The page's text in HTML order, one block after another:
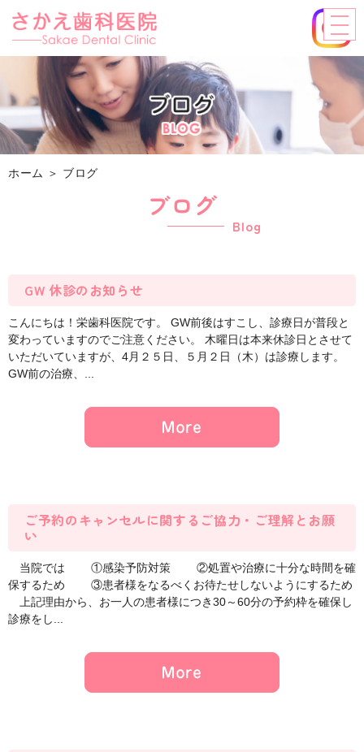
ホーム ＞ ブログ
ブログ
Blog
GW 休診のお知らせ
こんにちは！栄歯科医院です。 GW前後はすこし、診療日が普段と
変わっていますのでご注意ください。 木曜日は本来休診日とさせて
いただいていますが、4月２５日、５月２日（木）は診療します。
GW前の治療、...
ご予約のキャンセルに関するご協力・ご理解とお願
い
当院では ①感染予防対策 ②処置や治療に十分な時間を確
保するため ③患者様をなるべくお待たせしないようにするため
上記理由から、お一人の患者様につき30～60分の予約枠を確保し
診療をし...